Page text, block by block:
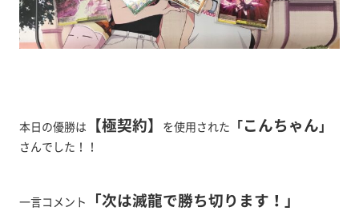
本日の優勝は 【極契約】 を使用された 「こんちゃん」
さんでした！！
一言コメント 「次は滅龍で勝ち切ります！」